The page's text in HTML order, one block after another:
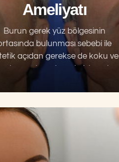
Ameliyatı
Burun gerek yüz bölgesinin
bulunması sebebi ile
açıdan gerekse de koku ve
solunum konularında işlevsel
olması açısından büyük önem
Kemik ve kıkırdak
oluşan burunda birçok
kişide…